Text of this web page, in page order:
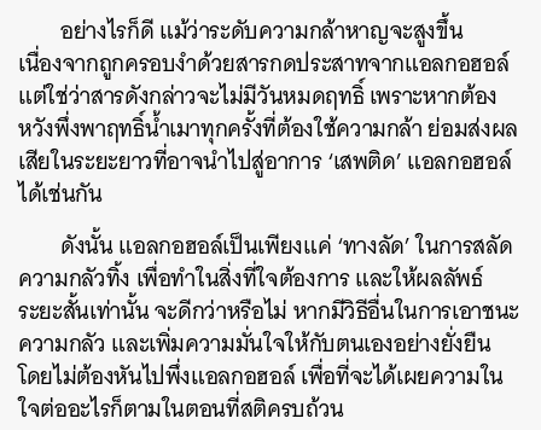
อย่างไรก็ดี แม้ว่าระดับความกล้าหาญจะสูงขึ้น
เนื่องจากถูกครอบงำด้วยสารกดประสาทจากแอลกอฮอล์
แต่ใช่ว่าสารดังกล่าวจะไม่มีวันหมดฤทธิ์ เพราะหากต้อง
หวังพึ่งพาฤทธิ์น้ำเมาทุกครั้งที่ต้องใช้ความกล้า ย่อมส่งผล
เสียในระยะยาวที่อาจนำไปสู่อาการ ‘เสพติด’ แอลกอฮอล์
ได้เช่นกัน
ดังนั้น แอลกอฮอล์เป็นเพียงแค่ ‘ทางลัด’ ในการสลัด
ความกลัวทิ้ง เพื่อทำในสิ่งที่ใจต้องการ และให้ผลลัพธ์
ระยะสั้นเท่านั้น จะดีกว่าหรือไม่ หากมีวิธีอื่นในการเอาชนะ
ความกลัว และเพิ่มความมั่นใจให้กับตนเองอย่างยั่งยืน
โดยไม่ต้องหันไปพึ่งแอลกอฮอล์ เพื่อที่จะได้เผยความใน
ใจต่ออะไรก็ตามในตอนที่สติครบถ้วน